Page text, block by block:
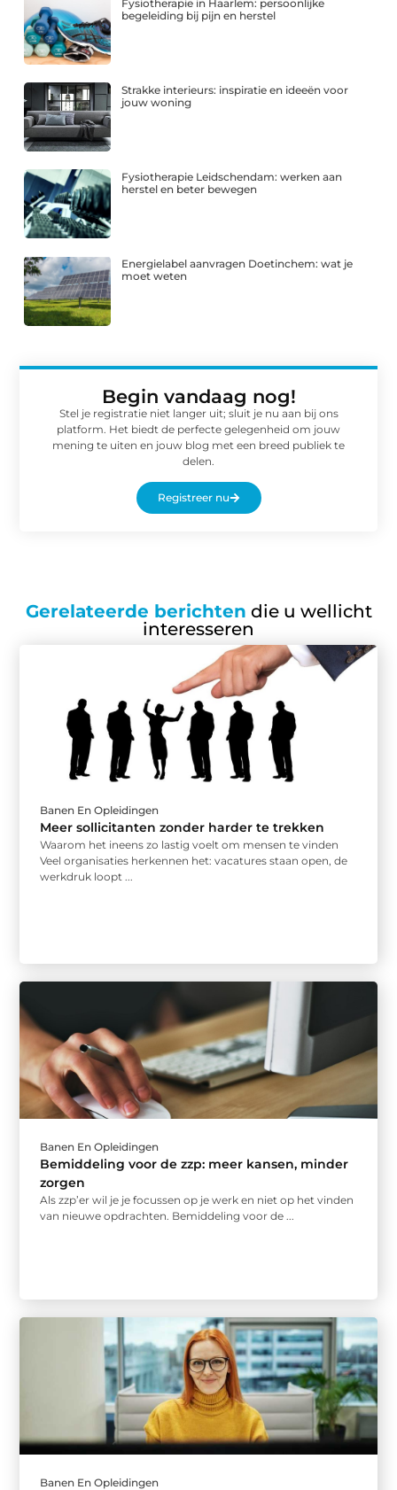
Fysiotherapie in Haarlem: persoonlijke
begeleiding bij pijn en herstel
Strakke interieurs: inspiratie en ideeën voor
jouw woning
Fysiotherapie Leidschendam: werken aan
herstel en beter bewegen
Energielabel aanvragen Doetinchem: wat je
moet weten
Begin vandaag nog!
Stel je registratie niet langer uit; sluit je nu aan bij ons
platform. Het biedt de perfecte gelegenheid om jouw
mening te uiten en jouw blog met een breed publiek te
delen.
Registreer nu
Gerelateerde berichten die u wellicht
interesseren
Banen En Opleidingen
Meer sollicitanten zonder harder te trekken
Waarom het ineens zo lastig voelt om mensen te vinden
Veel organisaties herkennen het: vacatures staan open, de
werkdruk loopt ...
Banen En Opleidingen
Bemiddeling voor de zzp: meer kansen, minder
zorgen
Als zzp’er wil je je focussen op je werk en niet op het vinden
van nieuwe opdrachten. Bemiddeling voor de ...
Banen En Opleidingen